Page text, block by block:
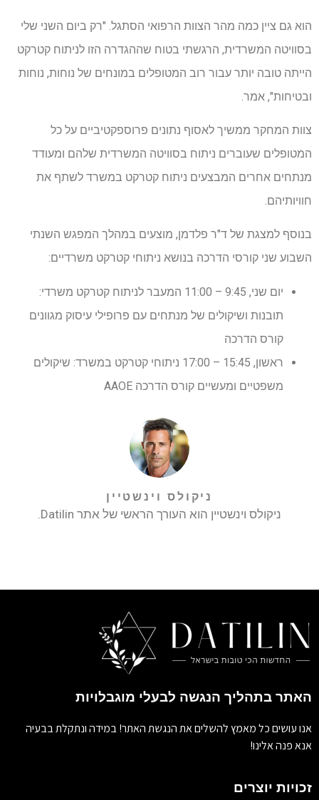
הוא גם ציין כמה מהר הצוות הרפואי הסתגל. "רק ביום השני שלי
בסוויטה המשרדית, הרגשתי בטוח שההגדרה הזו לניתוח קטרקט
הייתה טובה יותר עבור רוב המטופלים במונחים של נוחות, נוחות
ובטיחות", אמר.
צוות המחקר ממשיך לאסוף נתונים פרוספקטיביים על כל
המטופלים שעוברים ניתוח בסוויטה המשרדית שלהם ומעודד
מנתחים אחרים המבצעים ניתוח קטרקט במשרד לשתף את
חוויותיהם.
בנוסף למצגת של ד"ר פלדמן, מוצעים במהלך המפגש השנתי
השבוע שני קורסי הדרכה בנושא ניתוחי קטרקט משרדיים:
יום שני, 9:45 – 11:00 המעבר לניתוח קטרקט משרדי:
תובנות ושיקולים של מנתחים עם פרופילי עיסוק מגוונים
קורס הדרכה
ראשון, 15:45 – 17:00 ניתוחי קטרקט במשרד: שיקולים
משפטיים ומעשיים קורס הדרכה AAOE
ניקולס וינשטיין
ניקולס וינשטיין הוא העורך הראשי של אתר Datilin.
האתר בתהליך הנגשה לבעלי מוגבלויות
אנו עושים כל מאמץ להשלים את הנגשת האתר! במידה ונתקלת בבעיה
אנא פנה אלינו!
זכויות יוצרים